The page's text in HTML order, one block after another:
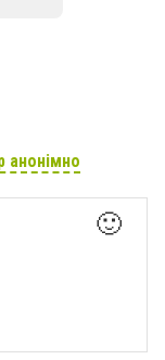
анонімно
🙂